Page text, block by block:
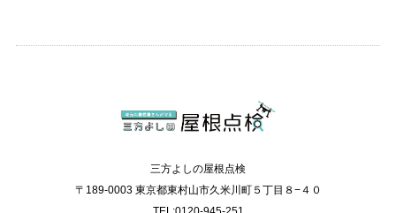
三方よしの屋根点検
〒189-0003 東京都東村山市久米川町５丁目８−４０